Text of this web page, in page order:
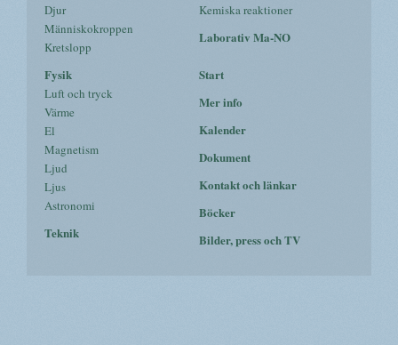
Djur
Människokroppen
Kretslopp
Kemiska reaktioner
Laborativ Ma-NO
Fysik
Luft och tryck
Värme
El
Magnetism
Ljud
Ljus
Astronomi
Teknik
Start
Mer info
Kalender
Dokument
Kontakt och länkar
Böcker
Bilder, press och TV